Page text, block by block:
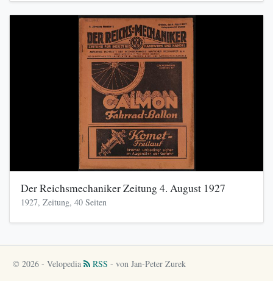
Der Reichsmechaniker Zeitung 4. August 1927
1927, Zeitung, 40 Seiten
© 2026 - Velopedia RSS - von Jan-Peter Zurek